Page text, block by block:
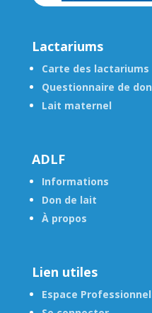
Lactariums
Carte des lactariums
Questionnaire de don
Lait maternel
ADLF
Informations
Don de lait
À propos
Lien utiles
Espace Professionnel